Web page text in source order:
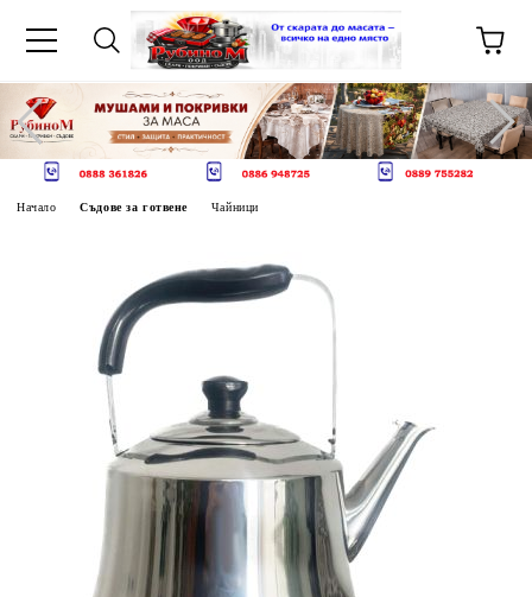
Начало Съдове за готвене Чайници